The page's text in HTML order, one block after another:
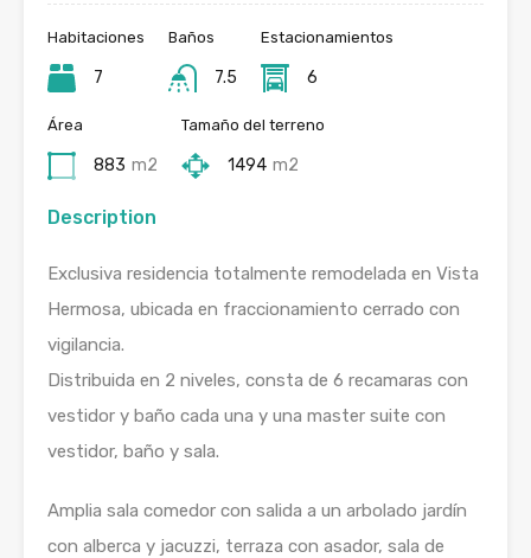
Habitaciones
7
Baños
7.5
Estacionamientos
6
Área
883 m2
Tamaño del terreno
1494 m2
Description
Exclusiva residencia totalmente remodelada en Vista
Hermosa, ubicada en fraccionamiento cerrado con
vigilancia.
Distribuida en 2 niveles, consta de 6 recamaras con
vestidor y baño cada una y una master suite con
vestidor, baño y sala.
Amplia sala comedor con salida a un arbolado jardín
con alberca y jacuzzi, terraza con asador, sala de